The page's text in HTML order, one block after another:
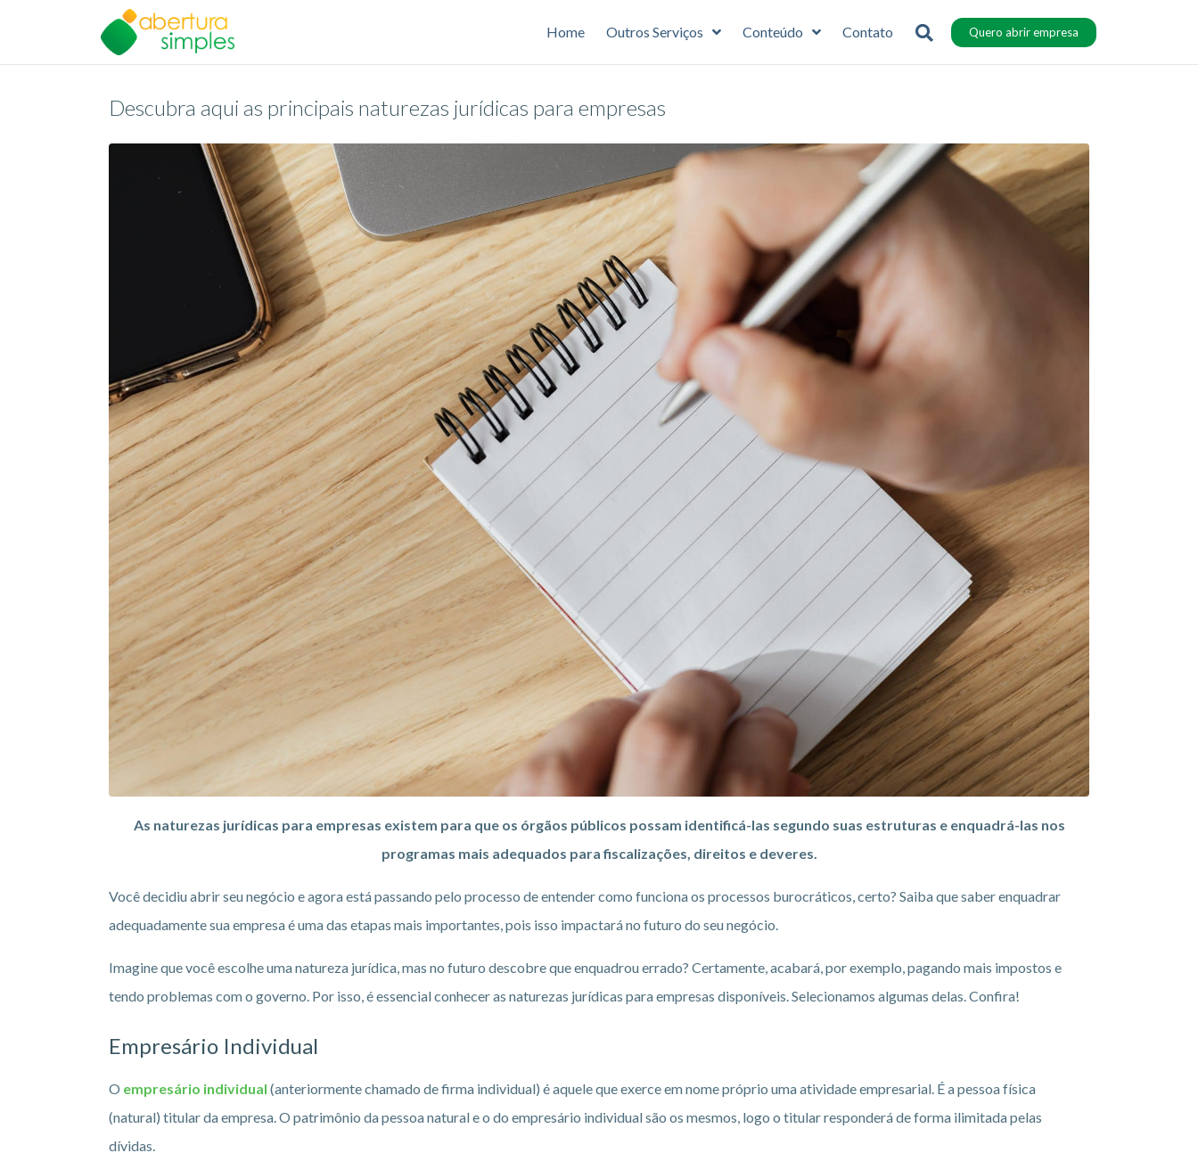
Home Outros Serviços Conteúdo Contato Quero abrir empresa
Descubra aqui as principais naturezas jurídicas para empresas
As naturezas jurídicas para empresas existem para que os órgãos públicos possam identificá-las segundo suas estruturas e enquadrá-las nos
programas mais adequados para fiscalizações, direitos e deveres.
Você decidiu abrir seu negócio e agora está passando pelo processo de entender como funciona os processos burocráticos, certo? Saiba que saber enquadrar
adequadamente sua empresa é uma das etapas mais importantes, pois isso impactará no futuro do seu negócio.
Imagine que você escolhe uma natureza jurídica, mas no futuro descobre que enquadrou errado? Certamente, acabará, por exemplo, pagando mais impostos e
tendo problemas com o governo. Por isso, é essencial conhecer as naturezas jurídicas para empresas disponíveis. Selecionamos algumas delas. Confira!
Empresário Individual
O empresário individual (anteriormente chamado de firma individual) é aquele que exerce em nome próprio uma atividade empresarial. É a pessoa física
(natural) titular da empresa. O patrimônio da pessoa natural e o do empresário individual são os mesmos, logo o titular responderá de forma ilimitada pelas
dívidas.